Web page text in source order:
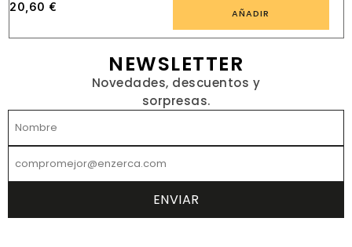
20,60 € AÑADIR
NEWSLETTER
Novedades, descuentos y
sorpresas.